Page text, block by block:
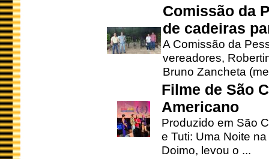
Comissão da
de cadeiras
A Comissão da
vereadores,
Bruno Zancheta
Filme de São
Americano
Produzido em São
e Tuti: Uma Noite
Doimo, levou o ...